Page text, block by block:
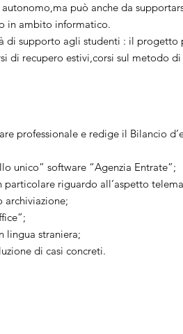
può anche da
in ambito informatico.
di supporto agli studenti : il
di recupero estivi,corsi sul metodo
professionale e redige il Bilancio
unico” software “Agenzia Entrate”;
riguardo all’aspetto
archiviazione;
lingua straniera;
di casi concreti.